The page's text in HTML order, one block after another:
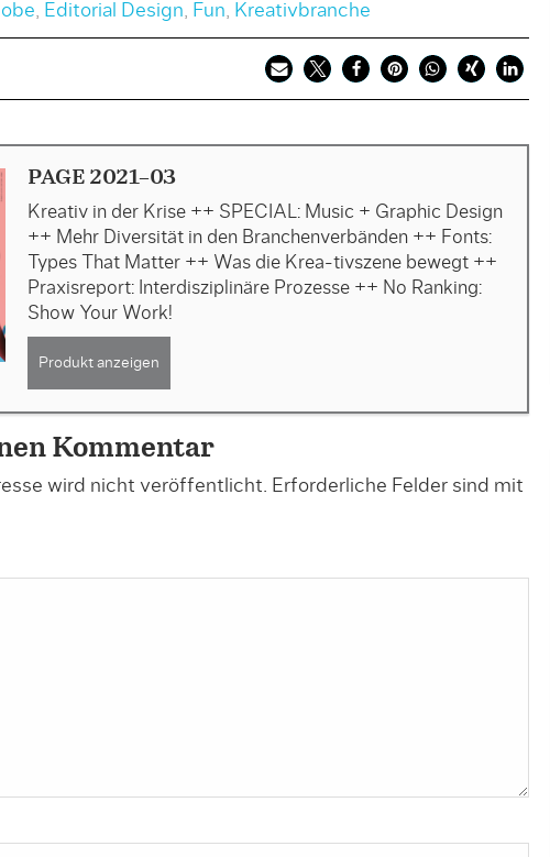
, Editorial Design, Fun, Kreativbranche
PAGE 2021-03
Kreativ in der Krise ++ SPECIAL: Music + Graphic Design
++ Mehr Diversität in den Branchenverbänden ++ Fonts:
Types That Matter ++ Was die Krea-tivszene bewegt ++
Praxisreport: Interdisziplinäre Prozesse ++ No Ranking:
Show Your Work!
Produkt anzeigen
Kommentar
wird nicht veröffentlicht. Erforderliche Felder sind mit